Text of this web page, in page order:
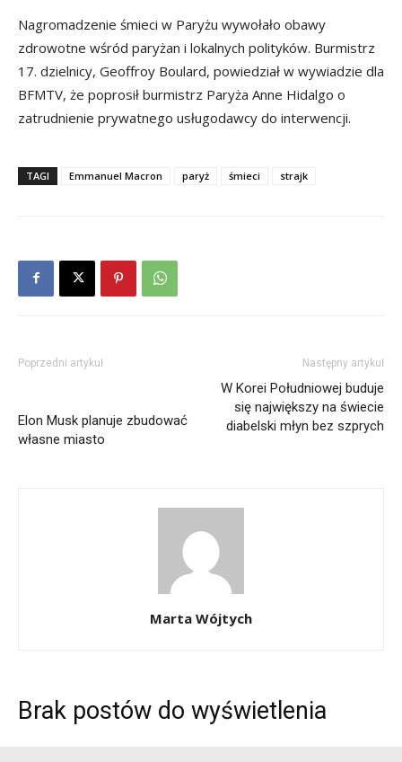
Nagromadzenie śmieci w Paryżu wywołało obawy
zdrowotne wśród paryżan i lokalnych polityków. Burmistrz
17. dzielnicy, Geoffroy Boulard, powiedział w wywiadzie dla
BFMTV, że poprosił burmistrz Paryża Anne Hidalgo o
zatrudnienie prywatnego usługodawcy do interwencji.
TAGI Emmanuel Macron paryż śmieci strajk
Poprzedni artykuł
Elon Musk planuje zbudować
własne miasto
Następny artykuł
W Korei Południowej buduje
się największy na świecie
diabelski młyn bez szprych
Marta Wójtych
Brak postów do wyświetlenia